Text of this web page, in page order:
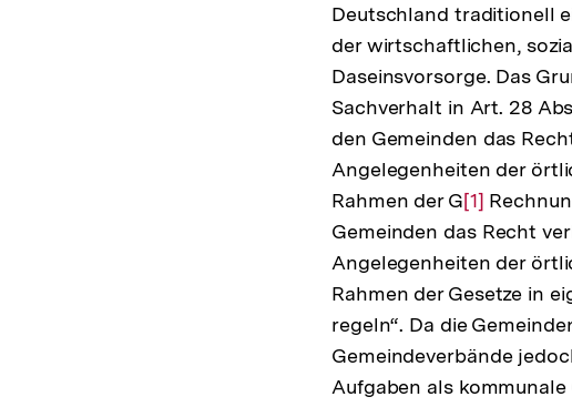
Deutschland traditionell
der wirtschaftlichen,
Daseinsvorsorge. Das
Sachverhalt in Art. 28
den Gemeinden das
Angelegenheiten der
Rahmen der GZur
Auflösung
der
Fußnote
[1]
Gemeinden das Recht
Angelegenheiten der
Rahmen der Gesetze in
regeln“. Da die
Gemeindeverbände
Aufgaben als